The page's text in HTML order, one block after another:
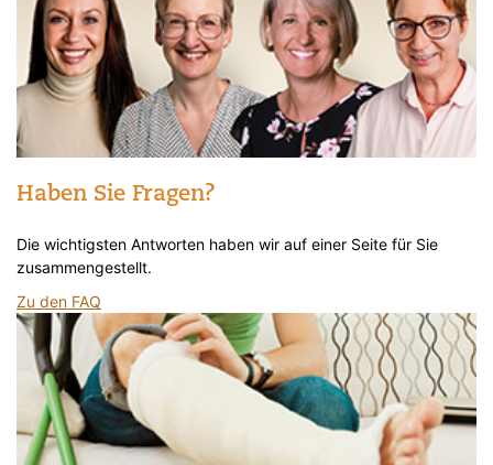
Haben Sie Fragen?
Die wichtigsten Antworten haben wir auf einer Seite für Sie
zusammengestellt.
Zu den FAQ